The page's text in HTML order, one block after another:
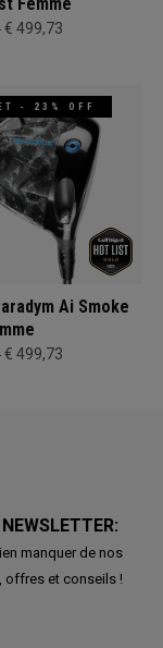
€ 499,73
- 23% OFF
Ai Smoke
€ 499,73
manquer de nos
offres et conseils !